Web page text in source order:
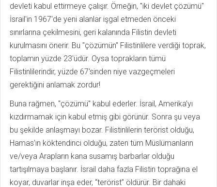
devleti kabul ettirmeye çalışır. Örneğin, "iki devlet çözümü"
İsrail'in 1967'de yeni alanlar işgal etmeden önceki
sınırlarına çekilmesini, geri kalanında Filistin devleti
kurulmasını önerir. Bu "çözümün" Filistinlilere verdiği toprak,
toplamın yüzde 23'üdür. Oysa toprakların tümü
Filistinlilerindir, yüzde 67'sinden niye vazgeçmeleri
gerektiğini anlamak zordur!
Buna rağmen, "çözümü" kabul ederler. İsrail, Amerika’yı
kızdırmamak için kabul etmiş gibi görünür. Sonra şu veya
bu şekilde anlaşmayı bozar. Filistinlilerin terörist olduğu,
Hamas’ın köktendinci olduğu, zaten tüm Müslümanların
ve/veya Arapların kana susamış barbarlar olduğu
tartışılmaya başlanır. İsrail daha fazla Filistin toprağına el
koyar, duvarlar inşa eder, “terörist” öldürür. Bir dahaki